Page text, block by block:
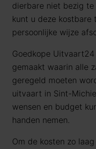
dierbare niet bezig te
kunt u deze kostbare
persoonlijke wijze
Goedkope
gemaakt waarin alle
geregeld moeten
uitvaart in Sint-
wensen en budget
handen nemen.
Om de kosten zo